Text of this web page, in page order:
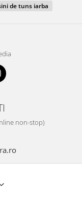
de tuns iarba
non-stop)